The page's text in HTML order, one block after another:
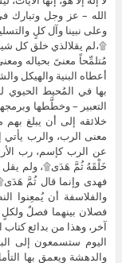
الله – عز وجل وتبارك
وعلى نبينا وآل كلٍ
۩،لم يقلالذي خلق كل
مُتلمِّحاً معنىً بحياله
أعطاه البنية والهيكل
بها في المُحيط الحيوي
التعبير – وخطَّطها
خلائقه إلى أن يبلغ
معنى الرب، والرب
عن الرب كإسم، رب
خَلْقَهُ ثُمَّ هَدَى۩، ولم
فهدى وإنما قال ثُمَّ
والفلاسفة أن يُمعِنوا
فصلان بينهما فصلٌ ولكلٍ
آخر، وهذا من بدائع كتاب
اليوم ستسمعون إلى
والدهشة ويعمق بها